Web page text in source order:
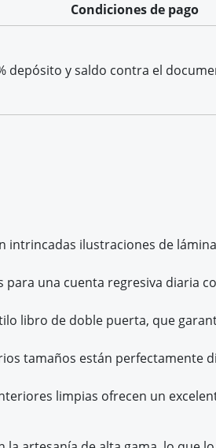
Condiciones de pago
depósito y saldo contra el
intrincadas ilustraciones de
para una cuenta regresiva diaria
libro de doble puerta, que
tamaños están perfectamente
limpias ofrecen un